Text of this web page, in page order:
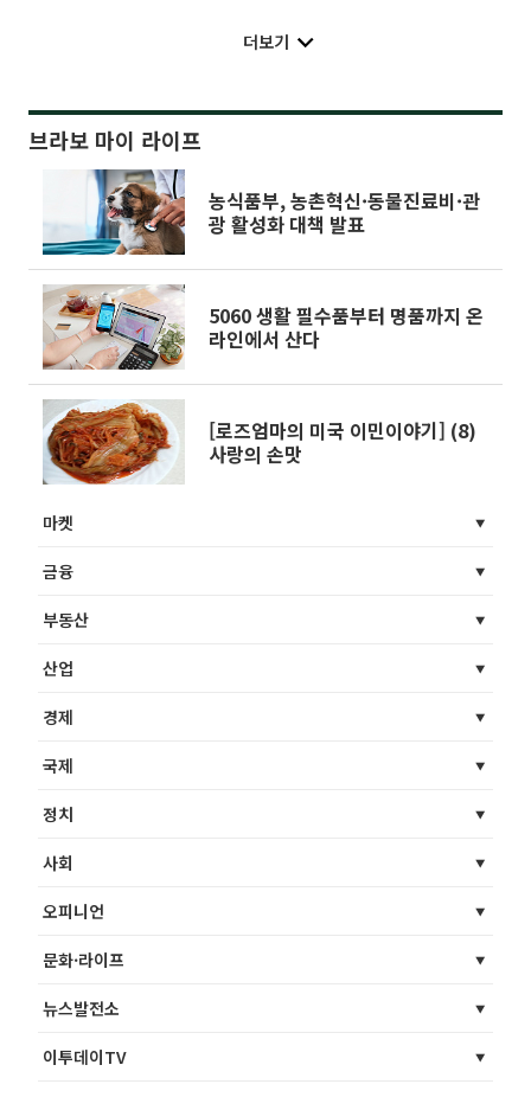
더보기
브라보 마이 라이프
농식품부, 농촌혁신·동물진료비·관
광 활성화 대책 발표
5060 생활 필수품부터 명품까지 온
라인에서 산다
[로즈엄마의 미국 이민이야기] (8)
사랑의 손맛
마켓
금융
부동산
산업
경제
국제
정치
사회
오피니언
문화·라이프
뉴스발전소
이투데이TV